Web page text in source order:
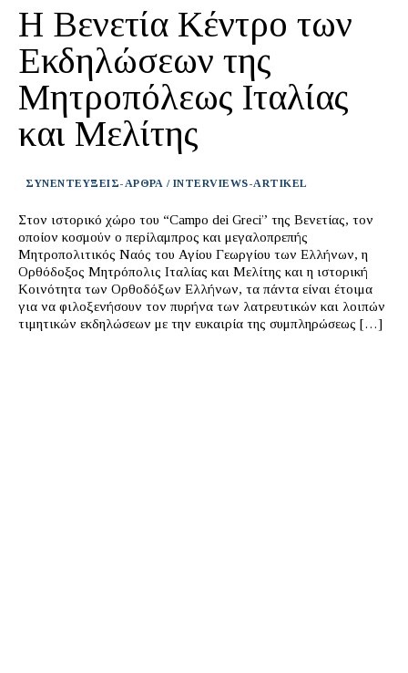
Η Βενετία Κέντρο των
Εκδηλώσεων της
Μητροπόλεως Ιταλίας
και Μελίτης
ΣΥΝΕΝΤΕΥΞΕΙΣ-ΑΡΘΡΑ / INTERVIEWS-ARTIKEL
Στον ιστορικό χώρο του “Campo dei Greci” της Βενετίας, τον
οποίον κοσμούν ο περίλαμπρος και μεγαλοπρεπής
Μητροπολιτικός Ναός του Αγίου Γεωργίου των Ελλήνων, η
Ορθόδοξος Μητρόπολις Ιταλίας και Μελίτης και η ιστορική
Κοινότητα των Ορθοδόξων Ελλήνων, τα πάντα είναι έτοιμα
για να φιλοξενήσουν τον πυρήνα των λατρευτικών και λοιπών
τιμητικών εκδηλώσεων με την ευκαιρία της συμπληρώσεως […]